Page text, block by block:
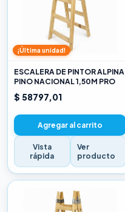
¡Última unidad!
ESCALERA DE PINTOR ALPINA
PINO NACIONAL 1,50M PRO
$ 58797,01
Agregar al carrito
Vista
rápida
Ver
producto